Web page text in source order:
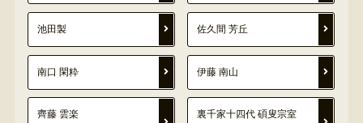
池田製 佐久間 芳丘
南口 閑粋 伊藤 南山
齊藤 雲楽
裏千家十四代 碩叟宗室